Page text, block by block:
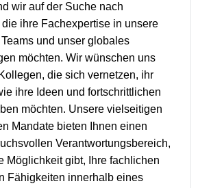
wir auf der Suche nach
ihre Fachexpertise in unsere
und unser globales
möchten. Wir wünschen uns
die sich vernetzen, ihr
ihre Ideen und fortschrittlichen
möchten. Unsere vielseitigen
Mandate bieten Ihnen einen
Verantwortungsbereich,
Möglichkeit gibt, Ihre fachlichen
Fähigkeiten innerhalb eines